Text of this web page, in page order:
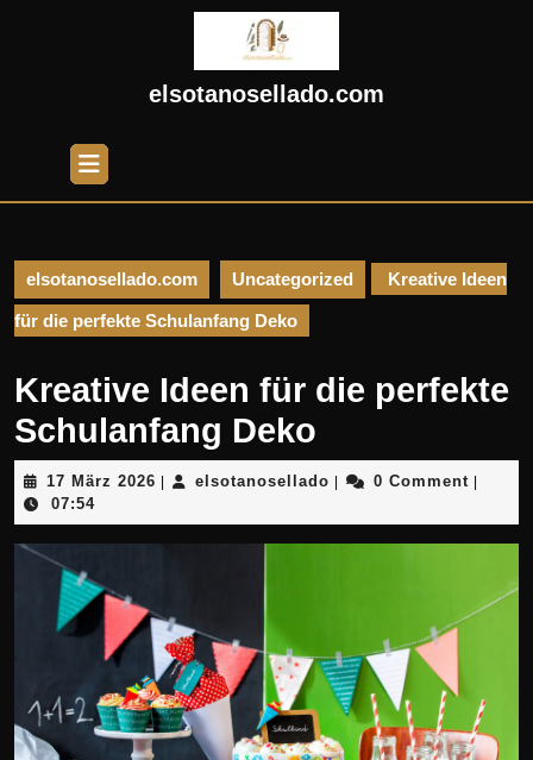
elsotanosellado.com
Open
Button
elsotanosellado.com Uncategorized Kreative Ideen
für die perfekte Schulanfang Deko
Kreative Ideen für die perfekte
Schulanfang Deko
17 März 2026 17
2026
| elsotanosellado elsotanosellado
| 0 Comment |
07:54